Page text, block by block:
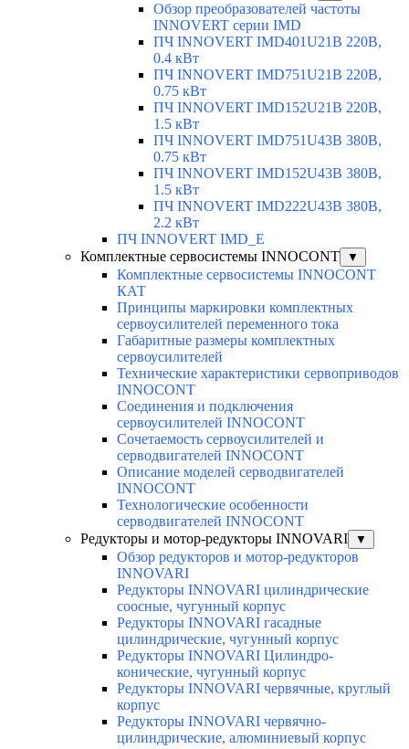
Обзор преобразователей частоты
INNOVERT серии IMD
ПЧ INNOVERT IMD401U21B 220В,
0.4 кВт
ПЧ INNOVERT IMD751U21B 220В,
0.75 кВт
ПЧ INNOVERT IMD152U21B 220В,
1.5 кВт
ПЧ INNOVERT IMD751U43B 380В,
0.75 кВт
ПЧ INNOVERT IMD152U43B 380В,
1.5 кВт
ПЧ INNOVERT IMD222U43B 380В,
2.2 кВт
ПЧ INNOVERT IMD_E
Комплектные сервосистемы INNOCONT
▼
Комплектные сервосистемы INNOCONT
КАТ
Принципы маркировки комплектных
сервоусилителей переменного тока
Габаритные размеры комплектных
сервоусилителей
Технические характеристики сервоприводов
INNOCONT
Соединения и подключения
сервоусилителей INNOCONT
Сочетаемость сервоусилителей и
серводвигателей INNOCONT
Описание моделей серводвигателей
INNOCONT
Технологические особенности
серводвигателей INNOCONT
Редукторы и мотор-редукторы INNOVARI
▼
Обзор редукторов и мотор-редукторов
INNOVARI
Редукторы INNOVARI цилиндрические
соосные, чугунный корпус
Редукторы INNOVARI гасадные
цилиндрические, чугунный корпус
Редукторы INNOVARI Цилиндро-
конические, чугунный корпус
Редукторы INNOVARI червячные, круглый
корпус
Редукторы INNOVARI червячно-
цилиндрические, алюминиевый корпус